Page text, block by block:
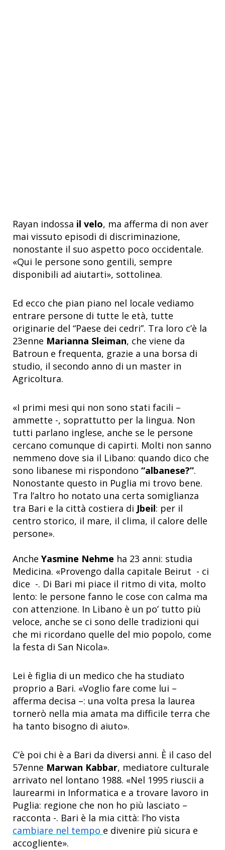
Rayan indossa il velo, ma afferma di non aver
mai vissuto episodi di discriminazione,
nonostante il suo aspetto poco occidentale.
«Qui le persone sono gentili, sempre
disponibili ad aiutarti», sottolinea.
Ed ecco che pian piano nel locale vediamo
entrare persone di tutte le età, tutte
originarie del “Paese dei cedri”. Tra loro c’è la
23enne Marianna Sleiman, che viene da
Batroun e frequenta, grazie a una borsa di
studio, il secondo anno di un master in
Agricoltura.
«I primi mesi qui non sono stati facili –
ammette -, soprattutto per la lingua. Non
tutti parlano inglese, anche se le persone
cercano comunque di capirti. Molti non sanno
nemmeno dove sia il Libano: quando dico che
sono libanese mi rispondono “albanese?”.
Nonostante questo in Puglia mi trovo bene.
Tra l’altro ho notato una certa somiglianza
tra Bari e la città costiera di Jbeil: per il
centro storico, il mare, il clima, il calore delle
persone».
Anche Yasmine Nehme ha 23 anni: studia
Medicina. «Provengo dalla capitale Beirut - ci
dice -. Di Bari mi piace il ritmo di vita, molto
lento: le persone fanno le cose con calma ma
con attenzione. In Libano è un po’ tutto più
veloce, anche se ci sono delle tradizioni qui
che mi ricordano quelle del mio popolo, come
la festa di San Nicola».
Lei è figlia di un medico che ha studiato
proprio a Bari. «Voglio fare come lui –
afferma decisa –: una volta presa la laurea
tornerò nella mia amata ma difficile terra che
ha tanto bisogno di aiuto».
C’è poi chi è a Bari da diversi anni. È il caso del
57enne Marwan Kabbar, mediatore culturale
arrivato nel lontano 1988. «Nel 1995 riuscii a
laurearmi in Informatica e a trovare lavoro in
Puglia: regione che non ho più lasciato –
racconta -. Bari è la mia città: l’ho vista
cambiare nel tempo e divenire più sicura e
accogliente».